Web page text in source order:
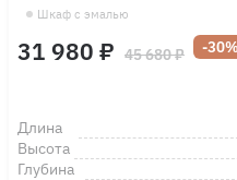
Шкаф с эмалью
31 980 ₽ 45 680 ₽ -30%
Длина
Высота
Глубина